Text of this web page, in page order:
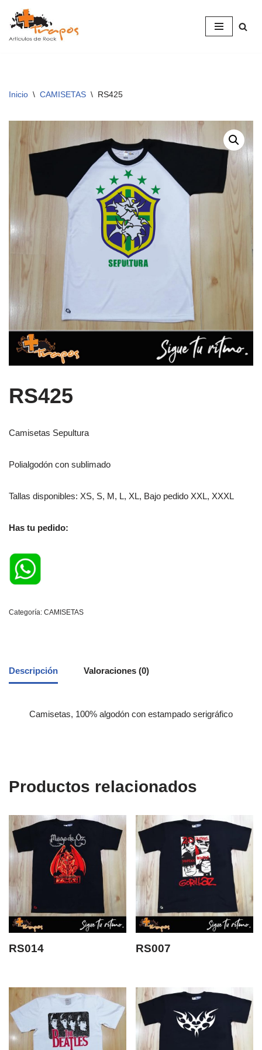
Saltar
Inicio \ CAMISETAS \ RS425
RS425
Camisetas Sepultura
Polialgodón con sublimado
Tallas disponibles: XS, S, M, L, XL, Bajo pedido XXL, XXXL
Has tu pedido:
Categoría: CAMISETAS
Descripción Valoraciones (0)
Camisetas, 100% algodón con estampado serigráfico
Productos relacionados
RS014 RS007